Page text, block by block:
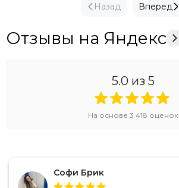
Назад Вперед
Отзывы на Яндекс
5.0 из 5
На основе 3 418 оценок
Софи Брик